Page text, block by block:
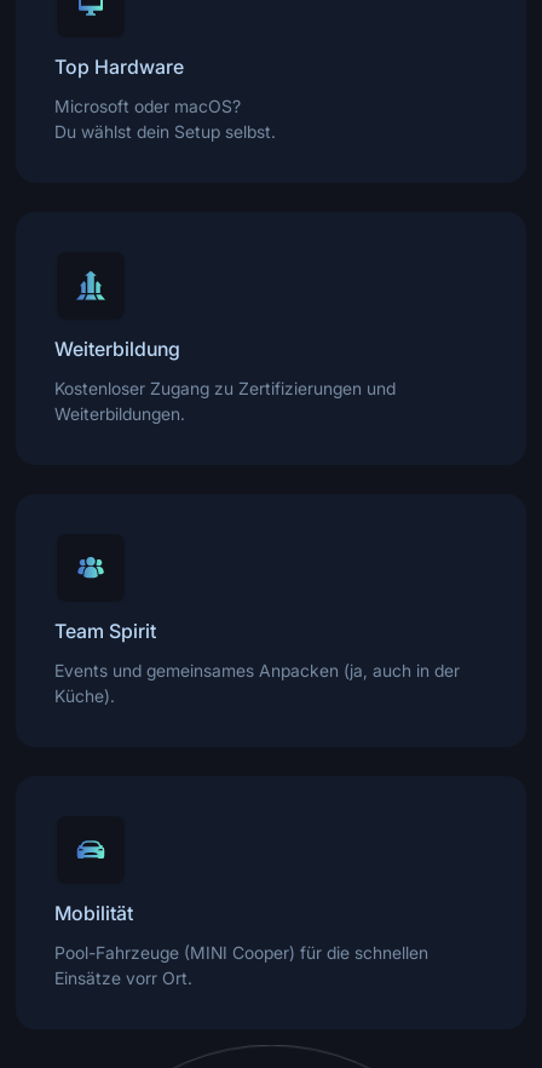
Top Hardware
Microsoft oder macOS?
Du wählst dein Setup selbst.
Weiterbildung
Kostenloser Zugang zu Zertifizierungen und
Weiterbildungen.
Team Spirit
Events und gemeinsames Anpacken (ja, auch in der
Küche).
Mobilität
Pool-Fahrzeuge (MINI Cooper) für die schnellen
Einsätze vorr Ort.